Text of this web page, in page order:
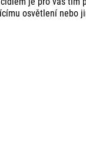
osvětlení nebo